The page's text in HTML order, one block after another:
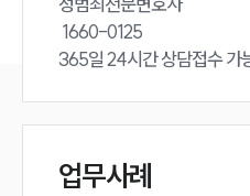
365일 24시간 상담접수 가
업무사례